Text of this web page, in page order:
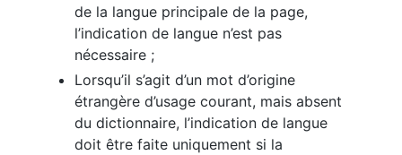
de la langue principale de la page,
l’indication de langue n’est pas
nécessaire ;
Lorsqu’il s’agit d’un mot d’origine
étrangère d’usage courant, mais absent
du dictionnaire, l’indication de langue
doit être faite uniquement si la